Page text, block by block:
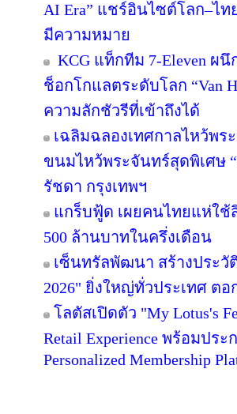
AI Era” แชร์อินไซต์โลก–ไ
มีความหมาย
KCG แท็กทีม 7-Eleven ผ
ช็อกโกแลตระดับโลก “Van
ความลักชัวรีที่เข้าถึงได้
เฉลิมฉลองเทศกาลไหว้พ
ขนมไหว้พระจันทร์สุดพิเศษ
รัชดา กรุงเทพฯ
แกร็บฟู้ด เผยคนไทยแห่ใช้
500 ล้านบาทในครึ่งเดือน
เซ็นทรัลพัฒนา สร้างประวัติ
2026" ยิ่งใหญ่ทั่วประเทศ ตอ
โลตัสเปิดตัว "My Lotus's
Retail Experience พร้อมปร
Personalized Membership